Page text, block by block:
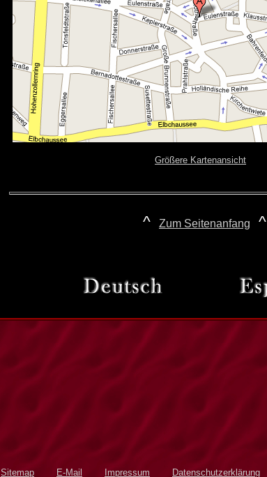
Größere Kartenansicht
^ Zum Seitenanfang ^
Sitemap E-Mail Impressum Datenschutzerklärung